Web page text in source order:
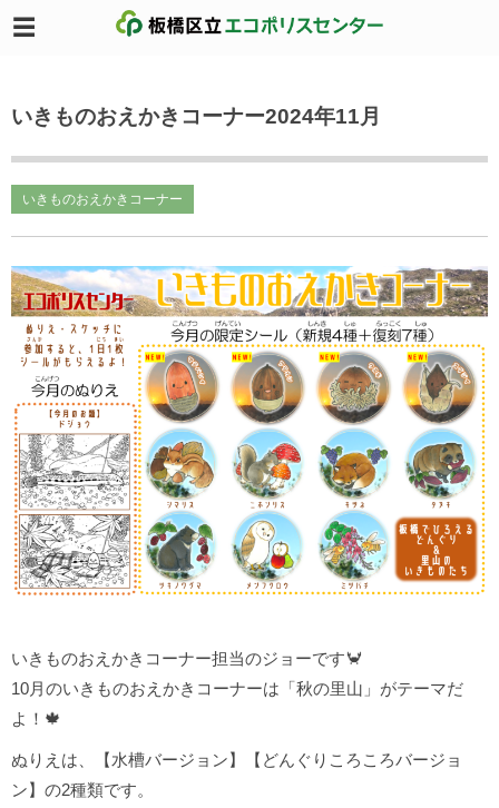
いきものおえかきコーナー2024年11月
いきものおえかきコーナー
いきものおえかきコーナー担当のジョーです🦀
10月のいきものおえかきコーナーは「秋の里山」がテーマだ
よ！🍁
ぬりえは、【水槽バージョン】【どんぐりころころバージョ
ン】の2種類です。